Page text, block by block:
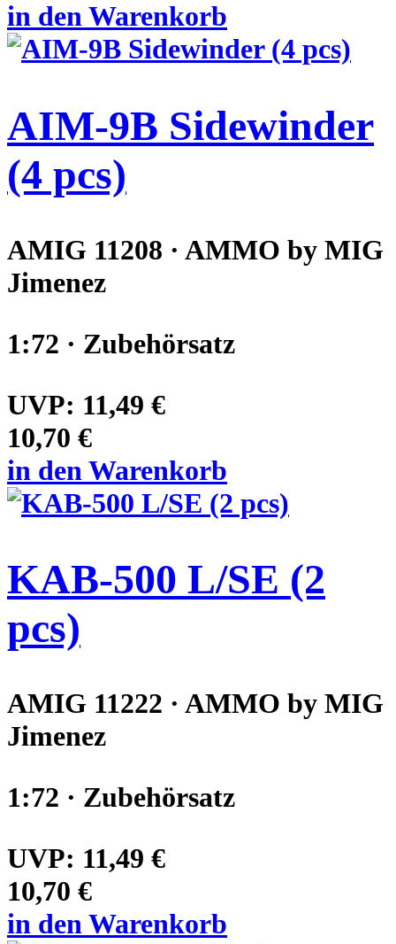
in den Warenkorb
AIM-9B Sidewinder
(4 pcs)
AMIG 11208 · AMMO by MIG
Jimenez
1:72 · Zubehörsatz
UVP: 11,49 €
10,70 €
in den Warenkorb
KAB-500 L/SE (2
pcs)
AMIG 11222 · AMMO by MIG
Jimenez
1:72 · Zubehörsatz
UVP: 11,49 €
10,70 €
in den Warenkorb